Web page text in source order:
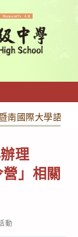
南國際大學語文
理
營」相關
動